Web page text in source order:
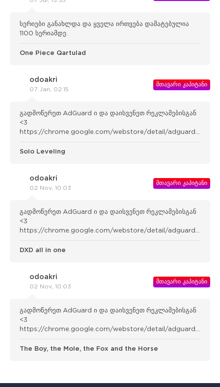
სერიები განახლდა და ყველა ირთვება დამატებულია
1100 სერიამდე.
One Piece Qartulad
odoakri
07 Jan, 02:15
მთავარი კაპიტანი
გადმოწერეთ AdGuard ი და დაისვენეთ რეკლამებისგან
<3
https://chrome.google.com/webstore/detail/adguard-
Solo Leveling
odoakri
02 Nov, 10:03
მთავარი კაპიტანი
გადმოწერეთ AdGuard ი და დაისვენეთ რეკლამებისგან
<3
https://chrome.google.com/webstore/detail/adguard-
DXD all in one
odoakri
02 Nov, 10:03
მთავარი კაპიტანი
გადმოწერეთ AdGuard ი და დაისვენეთ რეკლამებისგან
<3
https://chrome.google.com/webstore/detail/adguard-
The Boy, the Mole, the Fox and the Horse